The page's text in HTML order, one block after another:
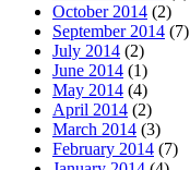
October 2014 (2)
September 2014 (7)
July 2014 (2)
June 2014 (1)
May 2014 (4)
April 2014 (2)
March 2014 (3)
February 2014 (7)